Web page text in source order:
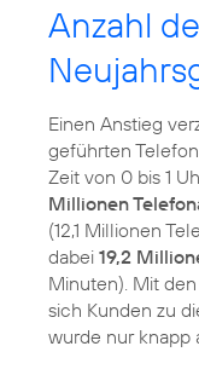
Anzahl
Einen Anstieg
geführten
Zeit von 0 bis 1
Millionen
(12,1 Millionen
dabei 19,2
Minuten). Mit
sich Kunden zu
wurde nur knapp